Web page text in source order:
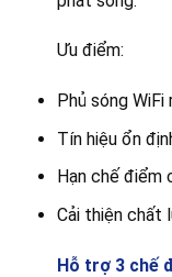
Ưu điểm:
Phủ sóng WiFi
Tín hiệu ổn
Hạn chế điểm
Cải thiện chất
Hỗ trợ 3 chế